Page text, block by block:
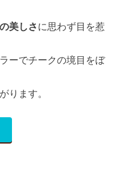
美しさに思わず目を惹
ーでチークの境目をぼ
ります。